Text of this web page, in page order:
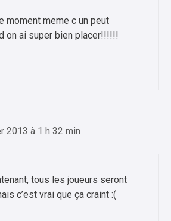
moment meme c un peut
on ai super bien placer!!!!!!
2013 à 1 h 32 min
tous les joueurs seront
c’est vrai que ça craint :(